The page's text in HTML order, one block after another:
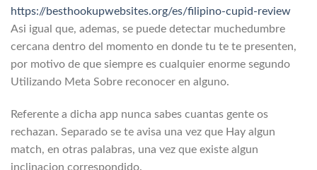
https://besthookupwebsites.org/es/filipino-cupid-review
Asi­ igual que, ademas, se puede detectar muchedumbre
cercana dentro del momento en donde tu te te presenten,
por motivo de que siempre es cualquier enorme segundo
Utilizando Meta Sobre reconocer en alguno.
Referente a dicha app nunca sabes cuantas gente os
rechazan. Separado se te avisa una vez que Hay algun
match, en otras palabras, una vez que existe algun
inclinacion correspondido.